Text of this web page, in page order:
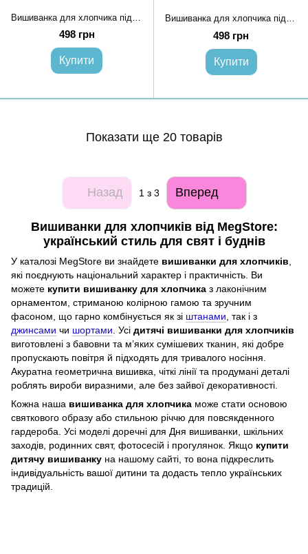
498 грн
Купити
Вишиванка для хлопчика підлітка 128 Хакі LAUNA (716789-128)
498 грн
Купити
Показати ще 20 товарів
Назад 1 з 3 Вперед
Вишиванки для хлопчиків від MegStore:
український стиль для свят і буднів
У каталозі MegStore ви знайдете вишиванки для хлопчиків
які поєднують національний характер і практичність. Ви
можете купити вишиванку для хлопчика з лаконічним
орнаментом, стриманою колірною гамою та зручним
фасоном, що гарно комбінується як зі штанами , так і з
джинсами чи шортами . Усі дитячі вишиванки для хлопчиків
виготовлені з бавовни та м’яких сумішевих тканин, які добре
пропускають повітря й підходять для тривалого носіння.
Акуратна геометрична вишивка, чіткі лінії та продумані деталі
роблять вироби виразними, але без зайвої декоративності.
Кожна наша вишиванка для хлопчика може стати основою
святкового образу або стильною річчю для повсякденного
гардероба. Усі моделі доречні для Дня вишиванки, шкільних
заходів, родинних свят, фотосесій і прогулянок. Якщо купити
дитячу вишиванку на нашому сайті, то вона підкреслить
індивідуальність вашої дитини та додасть тепло українських
традицій.